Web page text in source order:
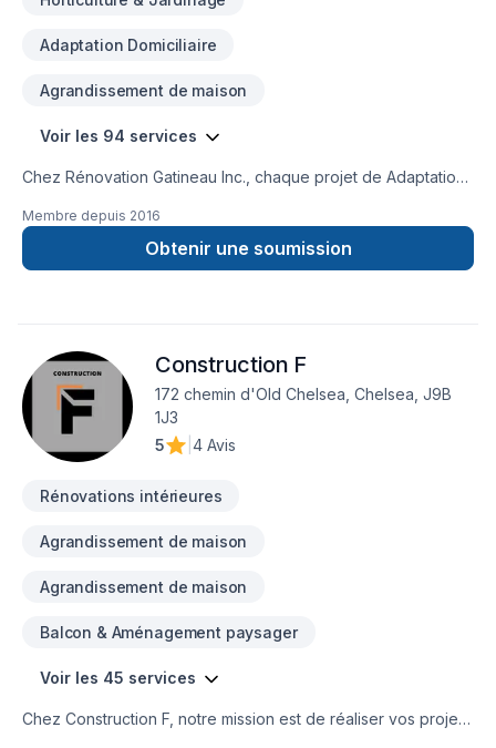
Adaptation Domiciliaire
Agrandissement de maison
Voir les 94 services
Chez Rénovation Gatineau Inc., chaque projet de Adaptation
Armoires, Balcon, Balcon de bois, Béton, Calfeutrage,
Carrelage, Charpentier, Clôture, Coffrage, Crépis, Cuisine,
Démolition, Drain français, Émondage, Escalier et rampe,
sous-sol, Levage de maison, Margelle, Meubles, Muret, Patio,
Pavé uni, Paysagement, Peinture, Peinture extérieur,
Plancher, Porte de garage, Portes et fenêtres, Puit de
lumière, Rénovation générale, Revêtement extérieur, Salle de
bain, Soudeur, Sous-sol, Tapis, Teinture de plancher, Tirage
Membre depuis 2016
Obtenir une soumission
Construction F
172 chemin d'Old Chelsea, Chelsea, J9B
1J3
5
4 Avis
Rénovations intérieures
Agrandissement de maison
Agrandissement de maison
Balcon & Aménagement paysager
Voir les 45 services
Chez Construction F, notre mission est de réaliser vos projets